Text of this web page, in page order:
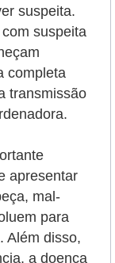
suspeita.
suspeita
completa
transmissão
apresentar
mal-
para
Além disso,
a doença